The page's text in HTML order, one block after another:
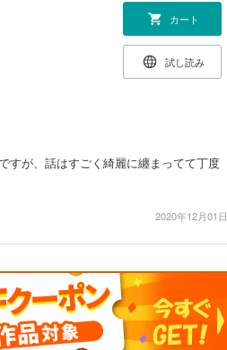
カート
試し読み
すが、話はすごく綺麗に纏まってて丁度
2020年12月01日